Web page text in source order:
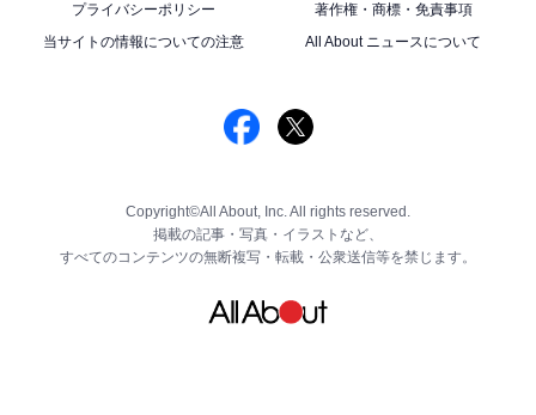
プライバシーポリシー
著作権・商標・免責事項
当サイトの情報についての注意
All About ニュースについて
Copyright©All About, Inc. All rights reserved.
掲載の記事・写真・イラストなど、
すべてのコンテンツの無断複写・転載・公衆送信等を禁じます。